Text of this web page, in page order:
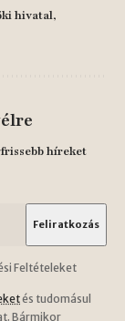
hivatal
híreket
Feltételeket
és tudomásul
Bármikor